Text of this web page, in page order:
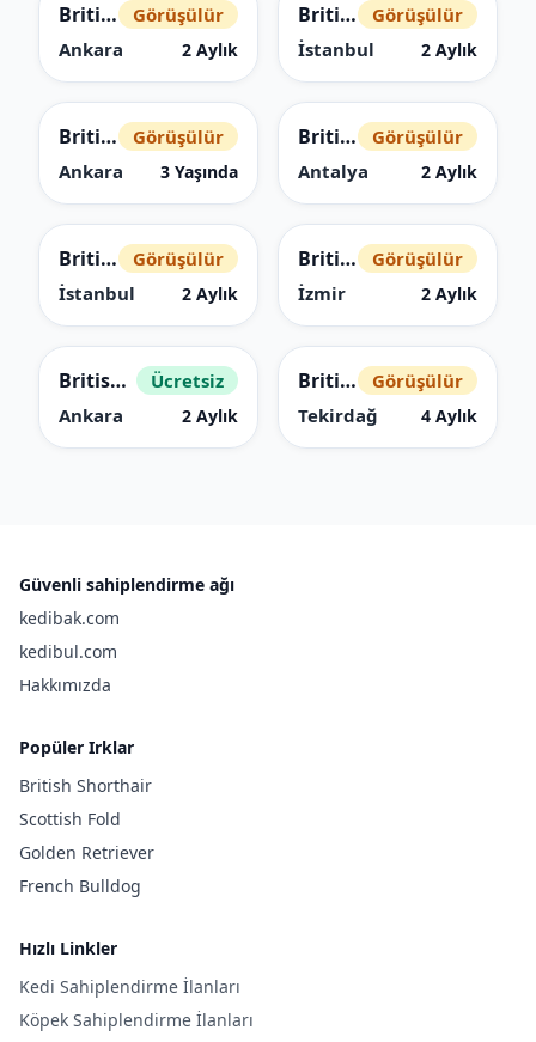
British Shorthair
Görüşülür
Ankara
2 Aylık
British Shorthair
Görüşülür
İstanbul
2 Aylık
British Shorthair
Görüşülür
Ankara
3 Yaşında
British Shorthair
Görüşülür
Antalya
2 Aylık
British Shorthair
Görüşülür
İstanbul
2 Aylık
British Shorthair
Görüşülür
İzmir
2 Aylık
British Shorthair
Ücretsiz
Ankara
2 Aylık
British Shorthair
Görüşülür
Tekirdağ
4 Aylık
Güvenli sahiplendirme ağı
kedibak.com
kedibul.com
Hakkımızda
Popüler Irklar
British Shorthair
Scottish Fold
Golden Retriever
French Bulldog
Hızlı Linkler
Kedi Sahiplendirme İlanları
Köpek Sahiplendirme İlanları